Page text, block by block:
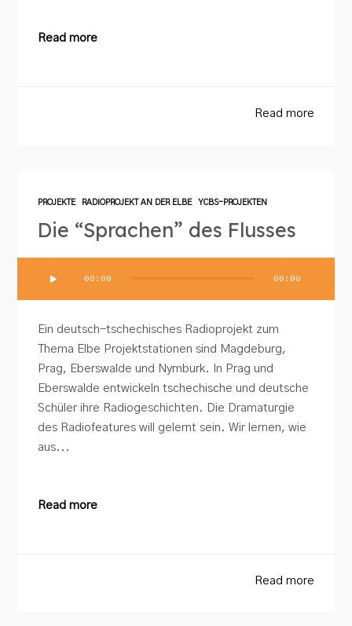
Read more
Read more
PROJEKTE RADIOPROJEKT AN DER ELBE YCBS-PROJEKTEN
Die “Sprachen” des Flusses
00:00 00:00
Ein deutsch-tschechisches Radioprojekt zum
Thema Elbe Projektstationen sind Magdeburg,
Prag, Eberswalde und Nymburk. In Prag und
Eberswalde entwickeln tschechische und deutsche
Schüler ihre Radiogeschichten. Die Dramaturgie
des Radiofeatures will gelernt sein. Wir lernen, wie
aus...
Read more
Read more